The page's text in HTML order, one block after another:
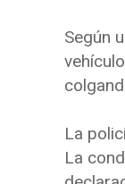
Según
La
La